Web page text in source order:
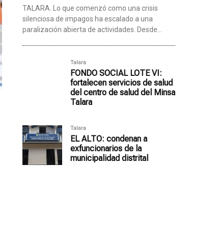
TALARA. Lo que comenzó como una crisis
silenciosa de impagos ha escalado a una
paralización abierta de actividades. Desde...
Talara
FONDO SOCIAL LOTE VI:
fortalecen servicios de salud
del centro de salud del Minsa
Talara
Talara
EL ALTO: condenan a
exfuncionarios de la
municipalidad distrital